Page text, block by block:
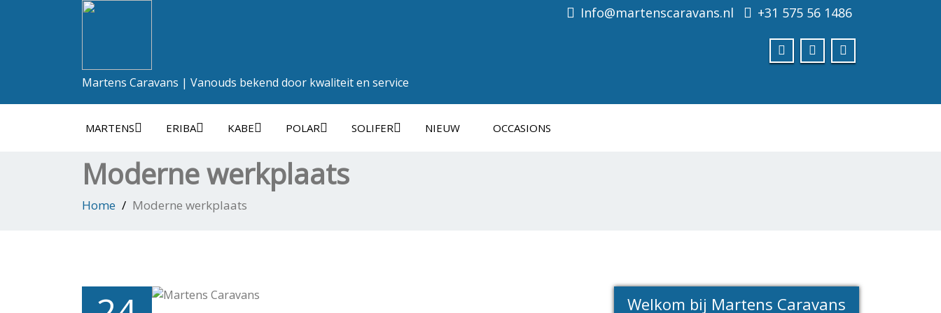
Martens Caravans | Vanouds bekend door kwaliteit en service
Info@martenscaravans.nl +31 575 56 1486
MARTENS ERIBA KABE POLAR SOLIFER NIEUW OCCASIONS
Moderne werkplaats
Home Moderne werkplaats
Welkom bij Martens Caravans